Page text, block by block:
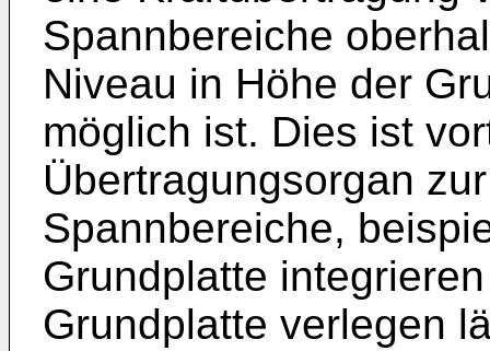
Spannbereiche
Niveau in Höhe der
möglich ist. Dies ist
Übertragungsorgan
Spannbereiche,
Grundplatte
Grundplatte verlegen